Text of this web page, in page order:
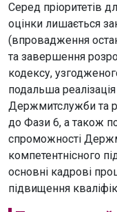
Серед пріоритетів
оцінки лишається
(впровадження
та завершення
кодексу,
подальша
Держмитслужби та
до Фази 6, а також
спроможності
компетентнісного
основні кадрові
підвищення